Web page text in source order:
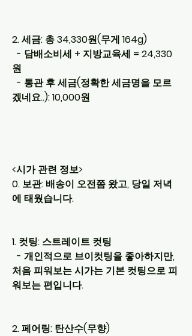
2. 세금: 총 34,330원(무게 164g)
원
겠네요..): 10,000원
<시가 관련 정보>
0. 보관: 배송이 오전쯤 왔고, 당일 저녁
에 태웠습니다.
1. 컷팅: 스트레이트 컷팅
처음 피워보는 시가는 기본 컷팅으로 피
워보는 편입니다.
2. 페어링: 탄산수(무향)